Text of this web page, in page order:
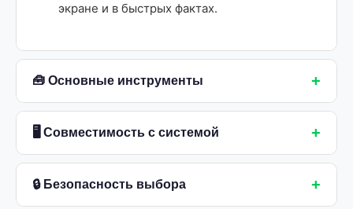
экране и в быстрых фактах.
🧰 Основные инструменты +
🖥 Совместимость с системой +
🔒 Безопасность выбора +